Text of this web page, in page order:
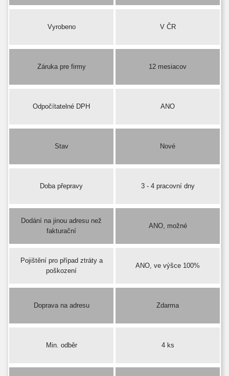
Vyrobeno V ČR
Záruka pre firmy 12 mesiacov
Odpočítatelné DPH ANO
Stav Nové
Doba přepravy 3 - 4 pracovní dny
Dodání na jinou adresu než
fakturační
ANO, možné
Pojištění pro případ ztráty a
poškození
ANO, ve výšce 100%
Doprava na adresu Zdarma
Min. odběr 4 ks